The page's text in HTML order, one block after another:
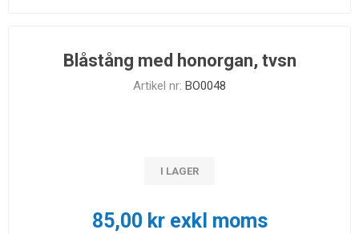
Blåstång med honorgan, tvsn
Artikel nr: BO0048
I LAGER
85,00 kr exkl moms